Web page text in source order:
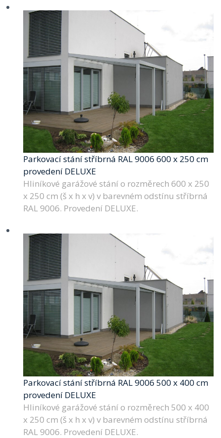
Parkovací stání stříbrná RAL 9006 600 x 250 cm
provedení DELUXE
Hliníkové garážové stání o rozměrech 600 x 250
x 250 cm (š x h x v) v barevném odstínu stříbrná
RAL 9006. Provedení DELUXE.
Parkovací stání stříbrná RAL 9006 500 x 400 cm
provedení DELUXE
Hliníkové garážové stání o rozměrech 500 x 400
x 250 cm (š x h x v) v barevném odstínu stříbrná
RAL 9006. Provedení DELUXE.